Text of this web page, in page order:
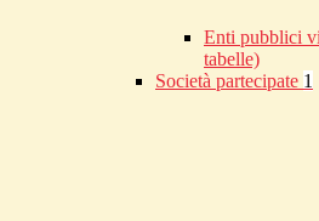
Enti pubblici
tabelle)
Società partecipate 1